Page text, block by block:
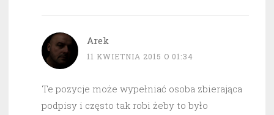
Arek
11 KWIETNIA 2015 O 01:34
Te pozycje może wypełniać osoba zbierająca
podpisy i często tak robi żeby to było